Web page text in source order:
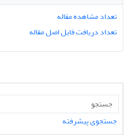
تعداد مشاهده مقاله
تعداد دریافت فایل اصل مقاله
جستجوی پیشرفته